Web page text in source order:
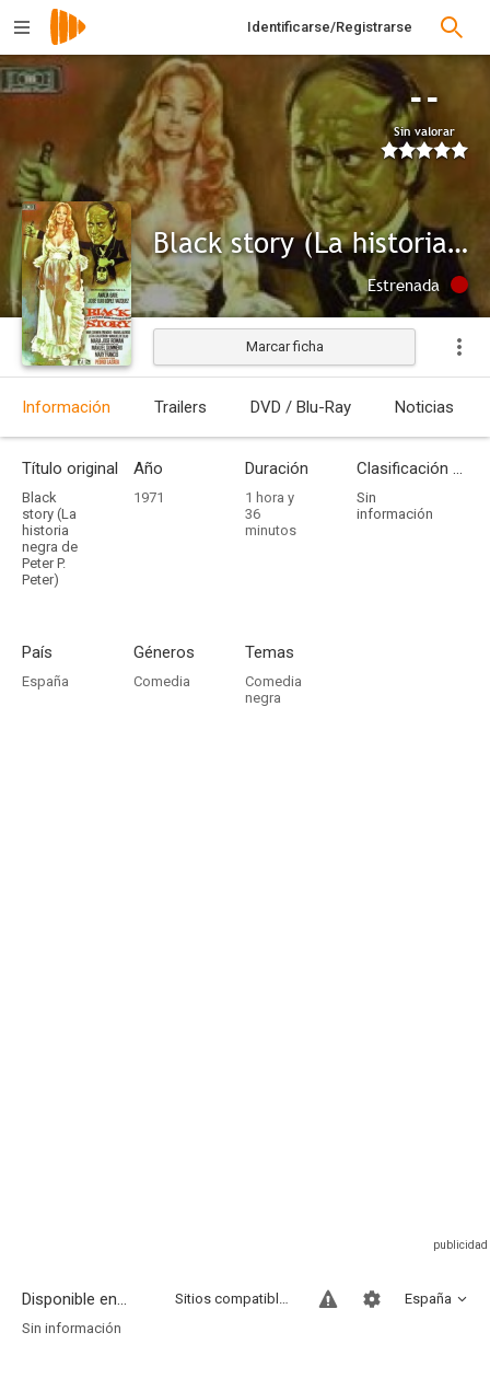
Identificarse/Registrarse
--
Sin valorar
Black story (La historia negra de Peter P. Peter)
Estrenada
Marcar ficha
Información Trailers DVD / Blu-Ray Noticias
Título original
Black
story (La
historia
negra de
Peter P.
Peter)
Año
1971
Duración
1 hora y
36
minutos
Clasificación por edades
Sin
información
País
España
Géneros
Comedia
Temas
Comedia
negra
Disponible en... España
Sitios compatibles
Sin información